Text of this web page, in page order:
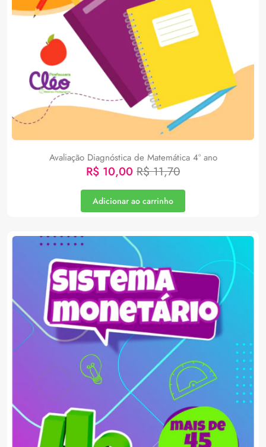
Avaliação Diagnóstica de Matemática 4º ano
R$ 10,00 R$11,70
Adicionar ao carrinho